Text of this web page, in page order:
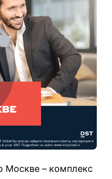
Москве – комплекс